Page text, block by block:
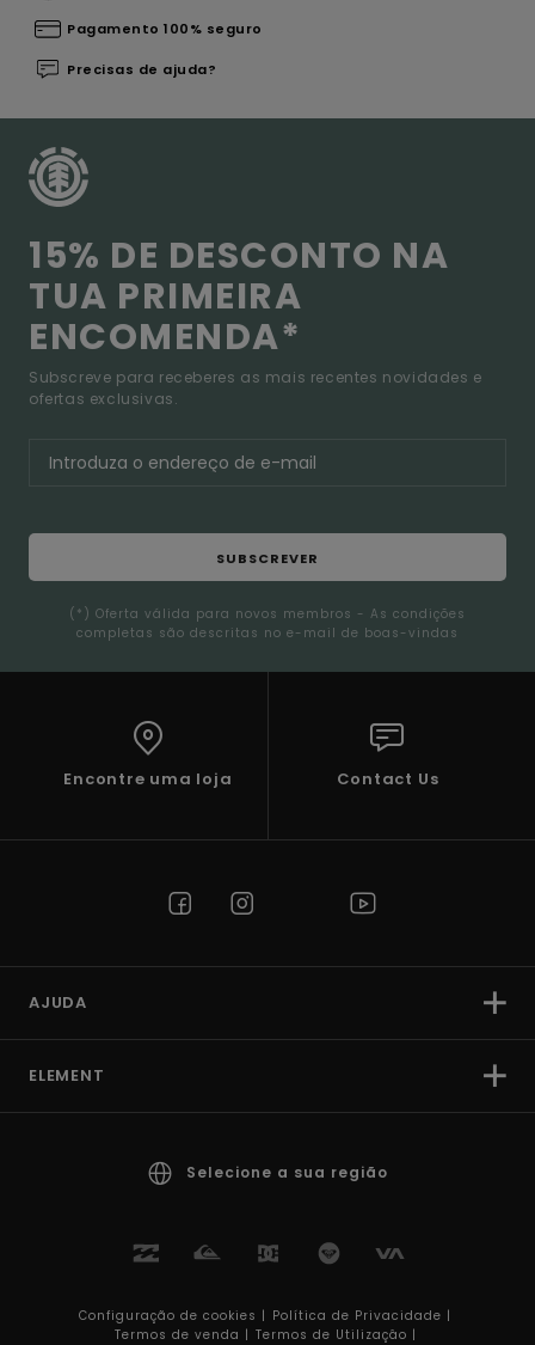
Pagamento 100% seguro
Precisas de ajuda?
15% DE DESCONTO NA
TUA PRIMEIRA
ENCOMENDA*
Subscreve para receberes as mais recentes novidades e
ofertas exclusivas.
SUBSCREVER
(*) Oferta válida para novos membros - As condições
completas são descritas no e-mail de boas-vindas
Encontre uma loja Contact Us
AJUDA
ELEMENT
Selecione a sua região
Configuração de cookies | Política de Privacidade |
Termos de venda | Termos de Utilizaçâo |